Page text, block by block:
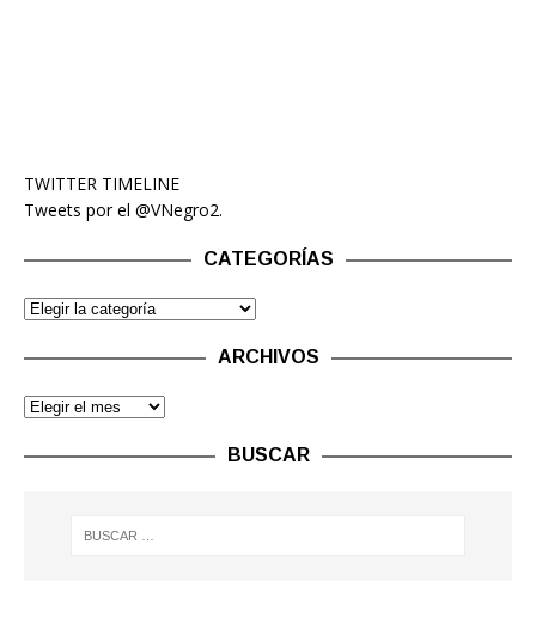
TWITTER TIMELINE
Tweets por el @VNegro2.
CATEGORÍAS
ARCHIVOS
BUSCAR